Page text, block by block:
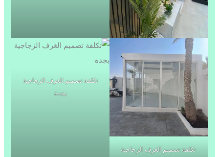
تكلفة تصميم الغرف الزجاجية
تكلفة تصميم الغرف الزجاجية
بجدة